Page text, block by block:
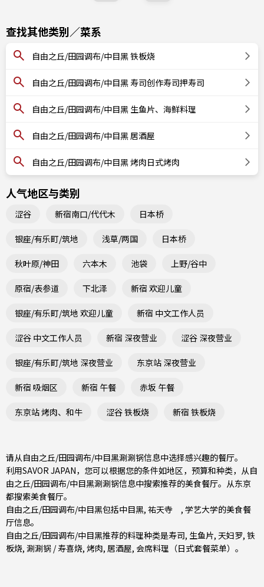
查找其他类别／菜系
自由之丘/田园调布/中目黑 铁板烧
自由之丘/田园调布/中目黑 寿司创作寿司押寿司
自由之丘/田园调布/中目黑 生鱼片、海鲜料理
自由之丘/田园调布/中目黑 居酒屋
自由之丘/田园调布/中目黑 烤肉日式烤肉
人气地区与类别
涩谷 新宿南口/代代木 日本桥
银座/有乐町/筑地 浅草/两国 日本桥
秋叶原/神田 六本木 池袋 上野/谷中
原宿/表参道 下北泽 新宿 欢迎儿童
银座/有乐町/筑地 欢迎儿童 新宿 中文工作人员
涩谷 中文工作人员 新宿 深夜营业 涩谷 深夜营业
银座/有乐町/筑地 深夜营业 东京站 深夜营业
新宿 吸烟区 新宿 午餐 赤坂 午餐
东京站 烤肉、和牛 涩谷 铁板烧 新宿 铁板烧
请从自由之丘/田园调布/中目黑涮涮锅信息中选择感兴趣的餐厅。
利用SAVOR JAPAN，您可以根据您的条件如地区，预算和种类，从自
由之丘/田园调布/中目黑涮涮锅信息中搜索推荐的美食餐厅。从东京
都搜索美食餐厅。
自由之丘/田园调布/中目黑包括中目黑, 祐天寺 , 学艺大学的美食餐
厅信息。
自由之丘/田园调布/中目黑推荐的料理种类是寿司, 生鱼片, 天妇罗, 铁
板烧, 涮涮锅 / 寿喜烧, 烤肉, 居酒屋, 会席料理（日式套餐菜单） 。